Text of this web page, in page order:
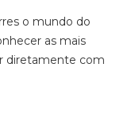
o mundo do
as mais
diretamente com